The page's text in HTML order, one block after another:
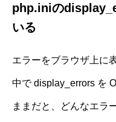
php.iniの
いる
エラーをブラウザ上に
中で display_errors を
ままだと、どんなエラ